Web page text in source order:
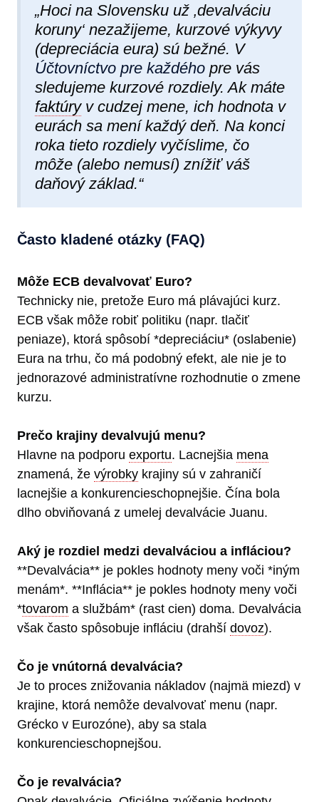
„Hoci na Slovensku už ‚devalváciu
koruny‘ nezažijeme, kurzové výkyvy
(depreciácia eura) sú bežné. V
Účtovníctvo pre každého pre vás
sledujeme kurzové rozdiely. Ak máte
faktúryv cudzej mene, ich hodnota v
eurách sa mení každý deň. Na konci
roka tieto rozdiely vyčíslime, čo
môže (alebo nemusí) znížiť váš
daňový základ.“
Často kladené otázky (FAQ)
Môže ECB devalvovať Euro?
Technicky nie, pretože Euro má plávajúci kurz.
ECB však môže robiť politiku (napr. tlačiť
peniaze), ktorá spôsobí *depreciáciu* (oslabenie)
Eura na trhu, čo má podobný efekt, ale nie je to
jednorazové administratívne rozhodnutie o zmene
kurzu.
Prečo krajiny devalvujú menu?
Hlavne na podporu exportu. Lacnejšia mena
znamená, že výrobky krajiny sú v zahraničí
lacnejšie a konkurencieschopnejšie. Čína bola
dlho obviňovaná z umelej devalvácie Juanu.
Aký je rozdiel medzi devalváciou a infláciou?
**Devalvácia** je pokles hodnoty meny voči *iným
menám*. **Inflácia** je pokles hodnoty meny voči
*tovarom a službám* (rast cien) doma. Devalvácia
však často spôsobuje infláciu (drahší dovoz).
Čo je vnútorná devalvácia?
Je to proces znižovania nákladov (najmä miezd) v
krajine, ktorá nemôže devalvovať menu (napr.
Grécko v Eurozóne), aby sa stala
konkurencieschopnejšou.
Čo je revalvácia?